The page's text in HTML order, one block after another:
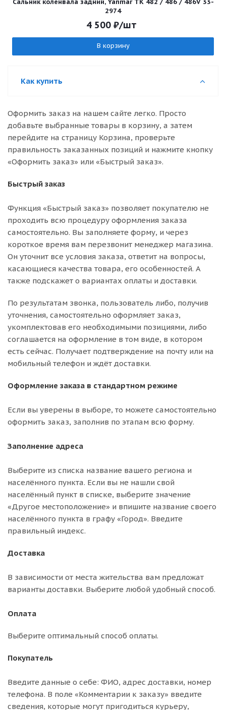
Сальник коленвала задний, Yanmar TK 482 / 486 / 486V 33-
2974
4 500₽/шт
В корзину
Как купить
Оформить заказ на нашем сайте легко. Просто
добавьте выбранные товары в корзину, а затем
перейдите на страницу Корзина, проверьте
правильность заказанных позиций и нажмите кнопку
«Оформить заказ» или «Быстрый заказ».
Быстрый заказ
Функция «Быстрый заказ» позволяет покупателю не
проходить всю процедуру оформления заказа
самостоятельно. Вы заполняете форму, и через
короткое время вам перезвонит менеджер магазина.
Он уточнит все условия заказа, ответит на вопросы,
касающиеся качества товара, его особенностей. А
также подскажет о вариантах оплаты и доставки.
По результатам звонка, пользователь либо, получив
уточнения, самостоятельно оформляет заказ,
укомплектовав его необходимыми позициями, либо
соглашается на оформление в том виде, в котором
есть сейчас. Получает подтверждение на почту или на
мобильный телефон и ждёт доставки.
Оформление заказа в стандартном режиме
Если вы уверены в выборе, то можете самостоятельно
оформить заказ, заполнив по этапам всю форму.
Заполнение адреса
Выберите из списка название вашего региона и
населённого пункта. Если вы не нашли свой
населённый пункт в списке, выберите значение
«Другое местоположение» и впишите название своего
населённого пункта в графу «Город». Введите
правильный индекс.
Доставка
В зависимости от места жительства вам предложат
варианты доставки. Выберите любой удобный способ.
Оплата
Выберите оптимальный способ оплаты.
Покупатель
Введите данные о себе: ФИО, адрес доставки, номер
телефона. В поле «Комментарии к заказу» введите
сведения, которые могут пригодиться курьеру,